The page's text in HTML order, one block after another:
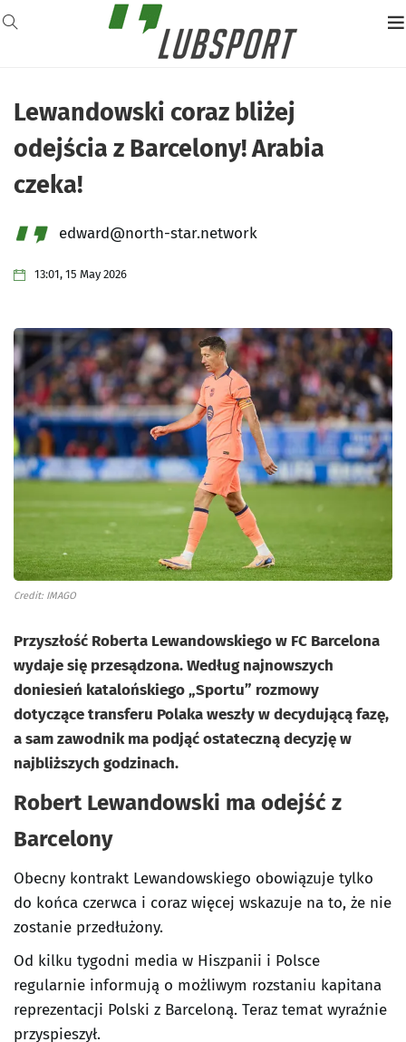
Lewandowski coraz bliżej
odejścia z Barcelony! Arabia
czeka!
edward@north-star.network
13:01, 15 May 2026
Credit: IMAGO
Przyszłość Roberta Lewandowskiego w FC Barcelona
wydaje się przesądzona. Według najnowszych
doniesień katalońskiego „Sportu” rozmowy
dotyczące transferu Polaka weszły w decydującą fazę,
a sam zawodnik ma podjąć ostateczną decyzję w
najbliższych godzinach.
Robert Lewandowski ma odejść z
Barcelony
Obecny kontrakt Lewandowskiego obowiązuje tylko
do końca czerwca i coraz więcej wskazuje na to, że nie
zostanie przedłużony.
Od kilku tygodni media w Hiszpanii i Polsce
regularnie informują o możliwym rozstaniu kapitana
reprezentacji Polski z Barceloną. Teraz temat wyraźnie
przyspieszył.